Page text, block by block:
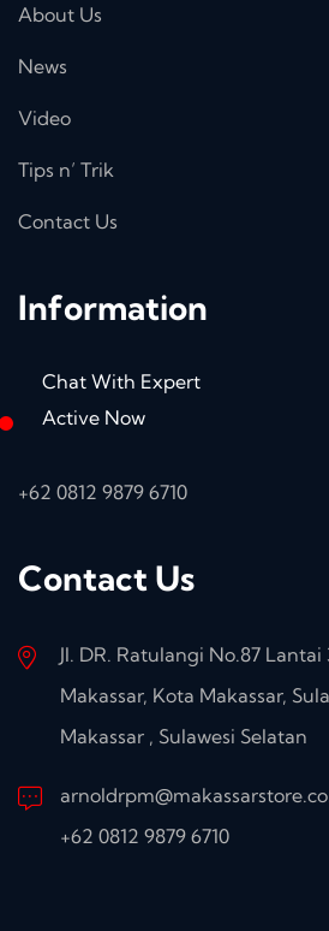
About Us
News
Video
Tips n’ Trik
Contact Us
Information
Chat With Expert
Active Now
+62 0812 9879 6710
Contact Us
Jl. DR. Ratulangi No.87
Makassar, Kota Makassar,
Makassar , Sulawesi Selatan
+62 0812 9879 6710